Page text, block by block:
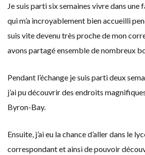
Je suis parti six semaines vivre dans une
qui m’a incroyablement bien accueilli
suis vite devenu très proche de mon
avons partagé ensemble de nombreux
Pendant l’échange je suis parti deux
j’ai pu découvrir des endroits
Byron-Bay.
Ensuite, j’ai eu la chance d’aller dans le
correspondant et ainsi de pouvoir